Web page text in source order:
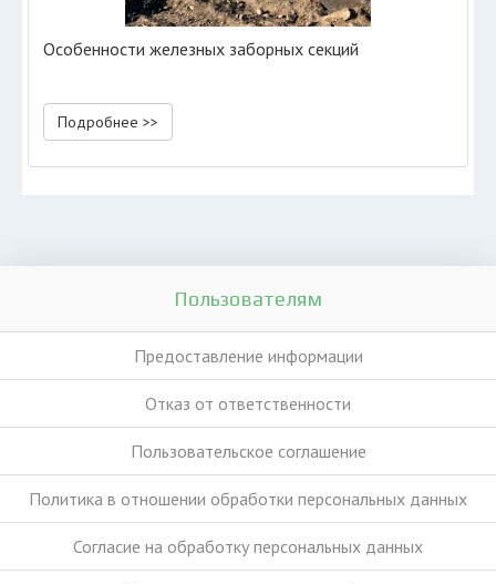
Особенности железных заборных секций
Подробнее >>
Пользователям
Предоставление информации
Отказ от ответственности
Пользовательское соглашение
Политика в отношении обработки персональных данных
Согласие на обработку персональных данных